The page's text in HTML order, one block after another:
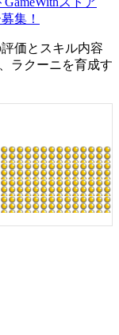
集！
価とスキル内容
ラクーニを育成す